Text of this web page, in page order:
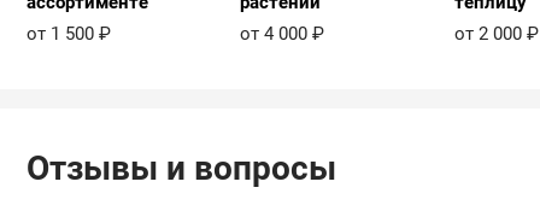
от 1 500 ₽
от 4 000 ₽
от 2 000 ₽
Отзывы и вопросы